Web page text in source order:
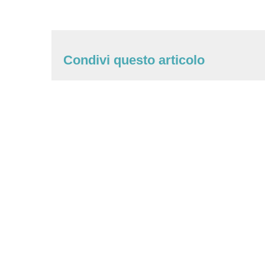
Condivi questo articolo